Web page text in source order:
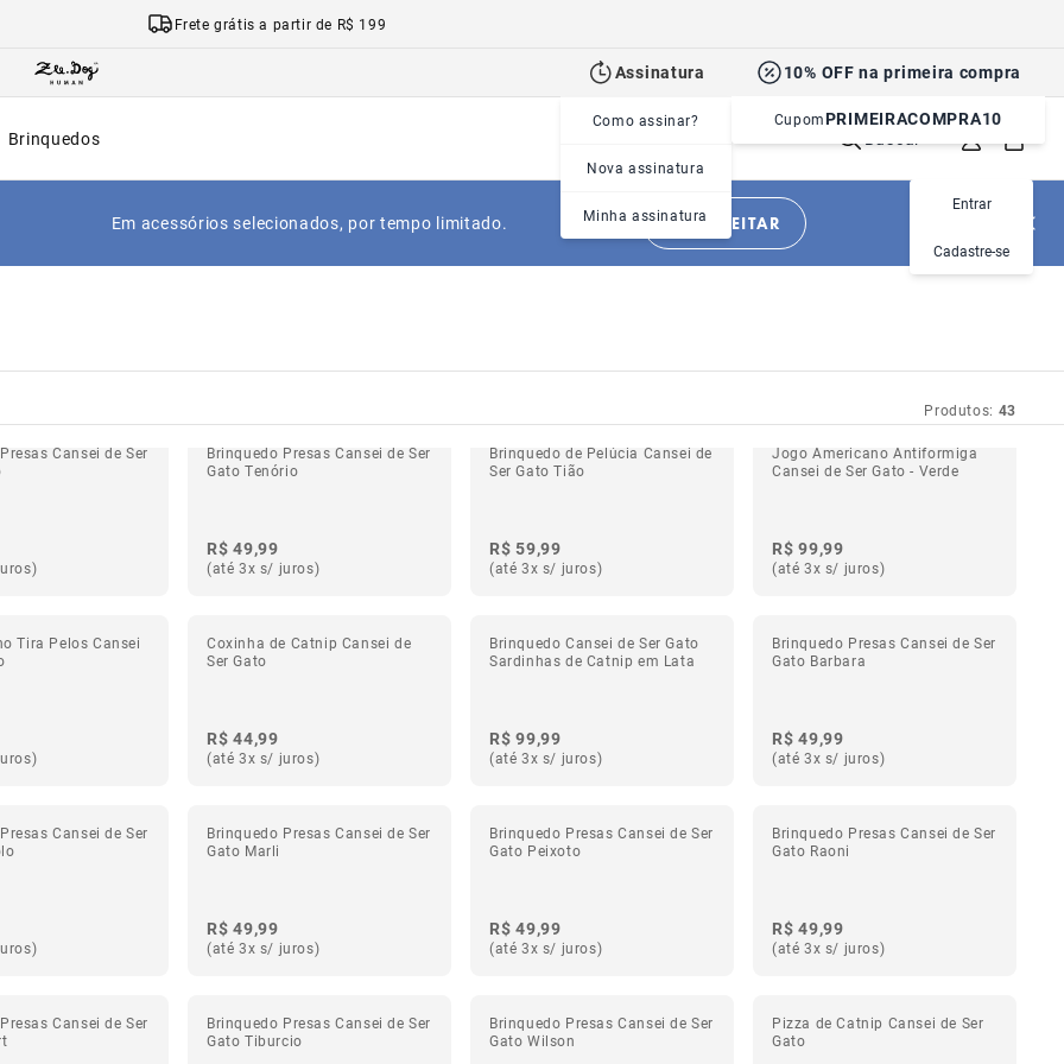
Frete grátis a partir de R$ 199
Assinatura
Como assinar?
Nova assinatura
Minha assinatura
10% OFF na primeira compra
CupomPRIMEIRACOMPRA10
Brinquedos
Entrar
Cadastre-se
Em acessórios selecionados, por tempo limitado. APROVEITAR
Produtos: 43
Cansei de Ser
Brinquedo Presas Cansei de Ser
Gato Tenório
R$ 49,99
(até 3x s/ juros)
Brinquedo de Pelúcia Cansei de
Ser Gato Tião
R$ 59,99
(até 3x s/ juros)
Jogo Americano Antiformiga
Cansei de Ser Gato - Verde
R$ 99,99
(até 3x s/ juros)
Tira Pelos Cansei
Coxinha de Catnip Cansei de
Ser Gato
R$ 44,99
(até 3x s/ juros)
Brinquedo Cansei de Ser Gato
Sardinhas de Catnip em Lata
R$ 99,99
(até 3x s/ juros)
Brinquedo Presas Cansei de Ser
Gato Barbara
R$ 49,99
(até 3x s/ juros)
Cansei de Ser
Brinquedo Presas Cansei de Ser
Gato Marli
R$ 49,99
(até 3x s/ juros)
Brinquedo Presas Cansei de Ser
Gato Peixoto
R$ 49,99
(até 3x s/ juros)
Brinquedo Presas Cansei de Ser
Gato Raoni
R$ 49,99
(até 3x s/ juros)
Cansei de Ser
Brinquedo Presas Cansei de Ser
Gato Tiburcio
Brinquedo Presas Cansei de Ser
Gato Wilson
Pizza de Catnip Cansei de Ser
Gato